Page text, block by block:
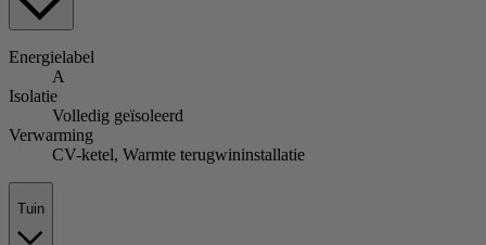
Energielabel
A
Isolatie
Volledig geïsoleerd
Verwarming
CV-ketel, Warmte terugwininstallatie
Tuin